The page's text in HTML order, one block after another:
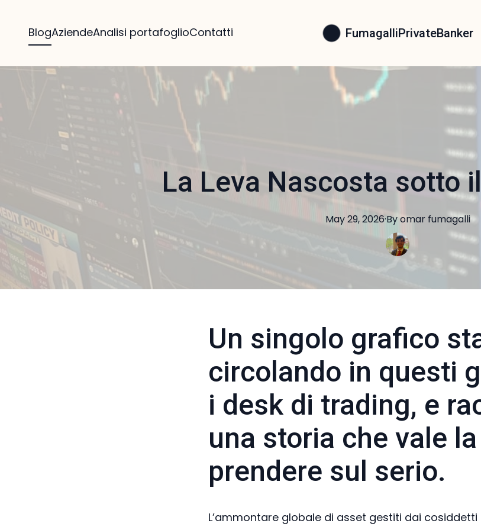
BlogAziendeAnalisi portafoglioContatti FumagalliPrivateBanker
La Leva Nascosta sotto
May 29, 2026·Byomar fumagalli
Un singolo grafico
circolando in questi
i desk di trading, e
una storia che vale
prendere sul serio.
L’ammontare globale di asset gestiti dai